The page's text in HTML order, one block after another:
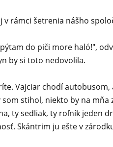
v rámci šetrenia nášho
do piči more haló!",
by si toto nedovolila.
Vajciar chodí autobusom,
stihol, niekto by na mňa
ty sedliak, ty roľník jeden
Skántrim ju ešte v